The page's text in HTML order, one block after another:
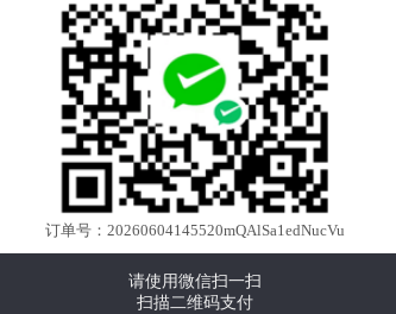
订单号：20260604145520mQAlSa1edNucVu
请使用微信扫一扫
扫描二维码支付